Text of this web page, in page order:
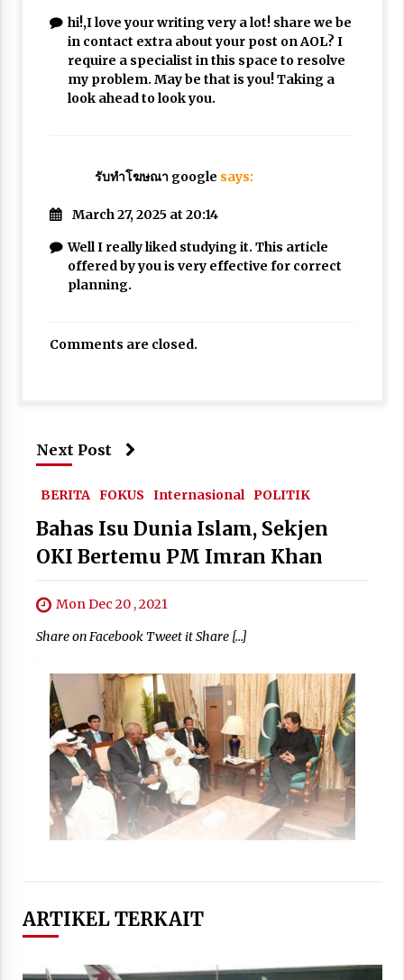
hi!,I love your writing very a lot! share we be
in contact extra about your post on AOL? I
require a specialist in this space to resolve
my problem. May be that is you! Taking a
look ahead to look you.
รับทําโฆษณา google says:
March 27, 2025 at 20:14
Well I really liked studying it. This article
offered by you is very effective for correct
planning.
Comments are closed.
Next Post
BERITA FOKUS Internasional POLITIK
Bahas Isu Dunia Islam, Sekjen
OKI Bertemu PM Imran Khan
Mon Dec 20 , 2021
Share on Facebook Tweet it Share […]
ARTIKEL TERKAIT